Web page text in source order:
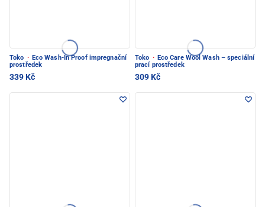
Toko · Eco Wash-In Proof impregnační
prostředek
339 Kč
Toko · Eco Care Wool Wash – speciální
prací prostředek
309 Kč